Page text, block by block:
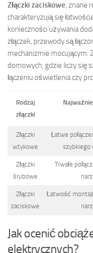
Złączki zaciskowe, znane
charakteryzują się
konieczności używania
złączek, przewody są
mechanizmie mocującym.
domowych, gdzie liczy się
łączeniu oświetlenia czy
Rodzaj
złączki
Złączki
wtykowe
Łatwe
szybkiego
Złączki
śrubowe
Trwałe
Złączki
zaciskowe
Łatwość
Jak ocenić
elektrycznych?